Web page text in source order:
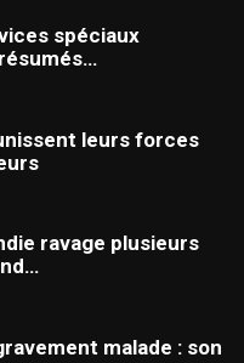
spéciaux
leurs forces
ravage plusieurs
malade : son